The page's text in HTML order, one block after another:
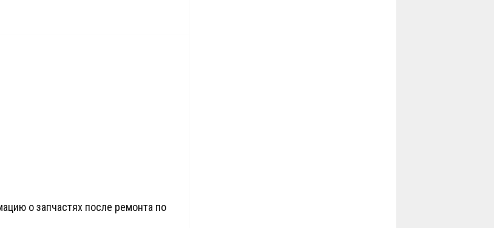
о запчастях после ремонта по